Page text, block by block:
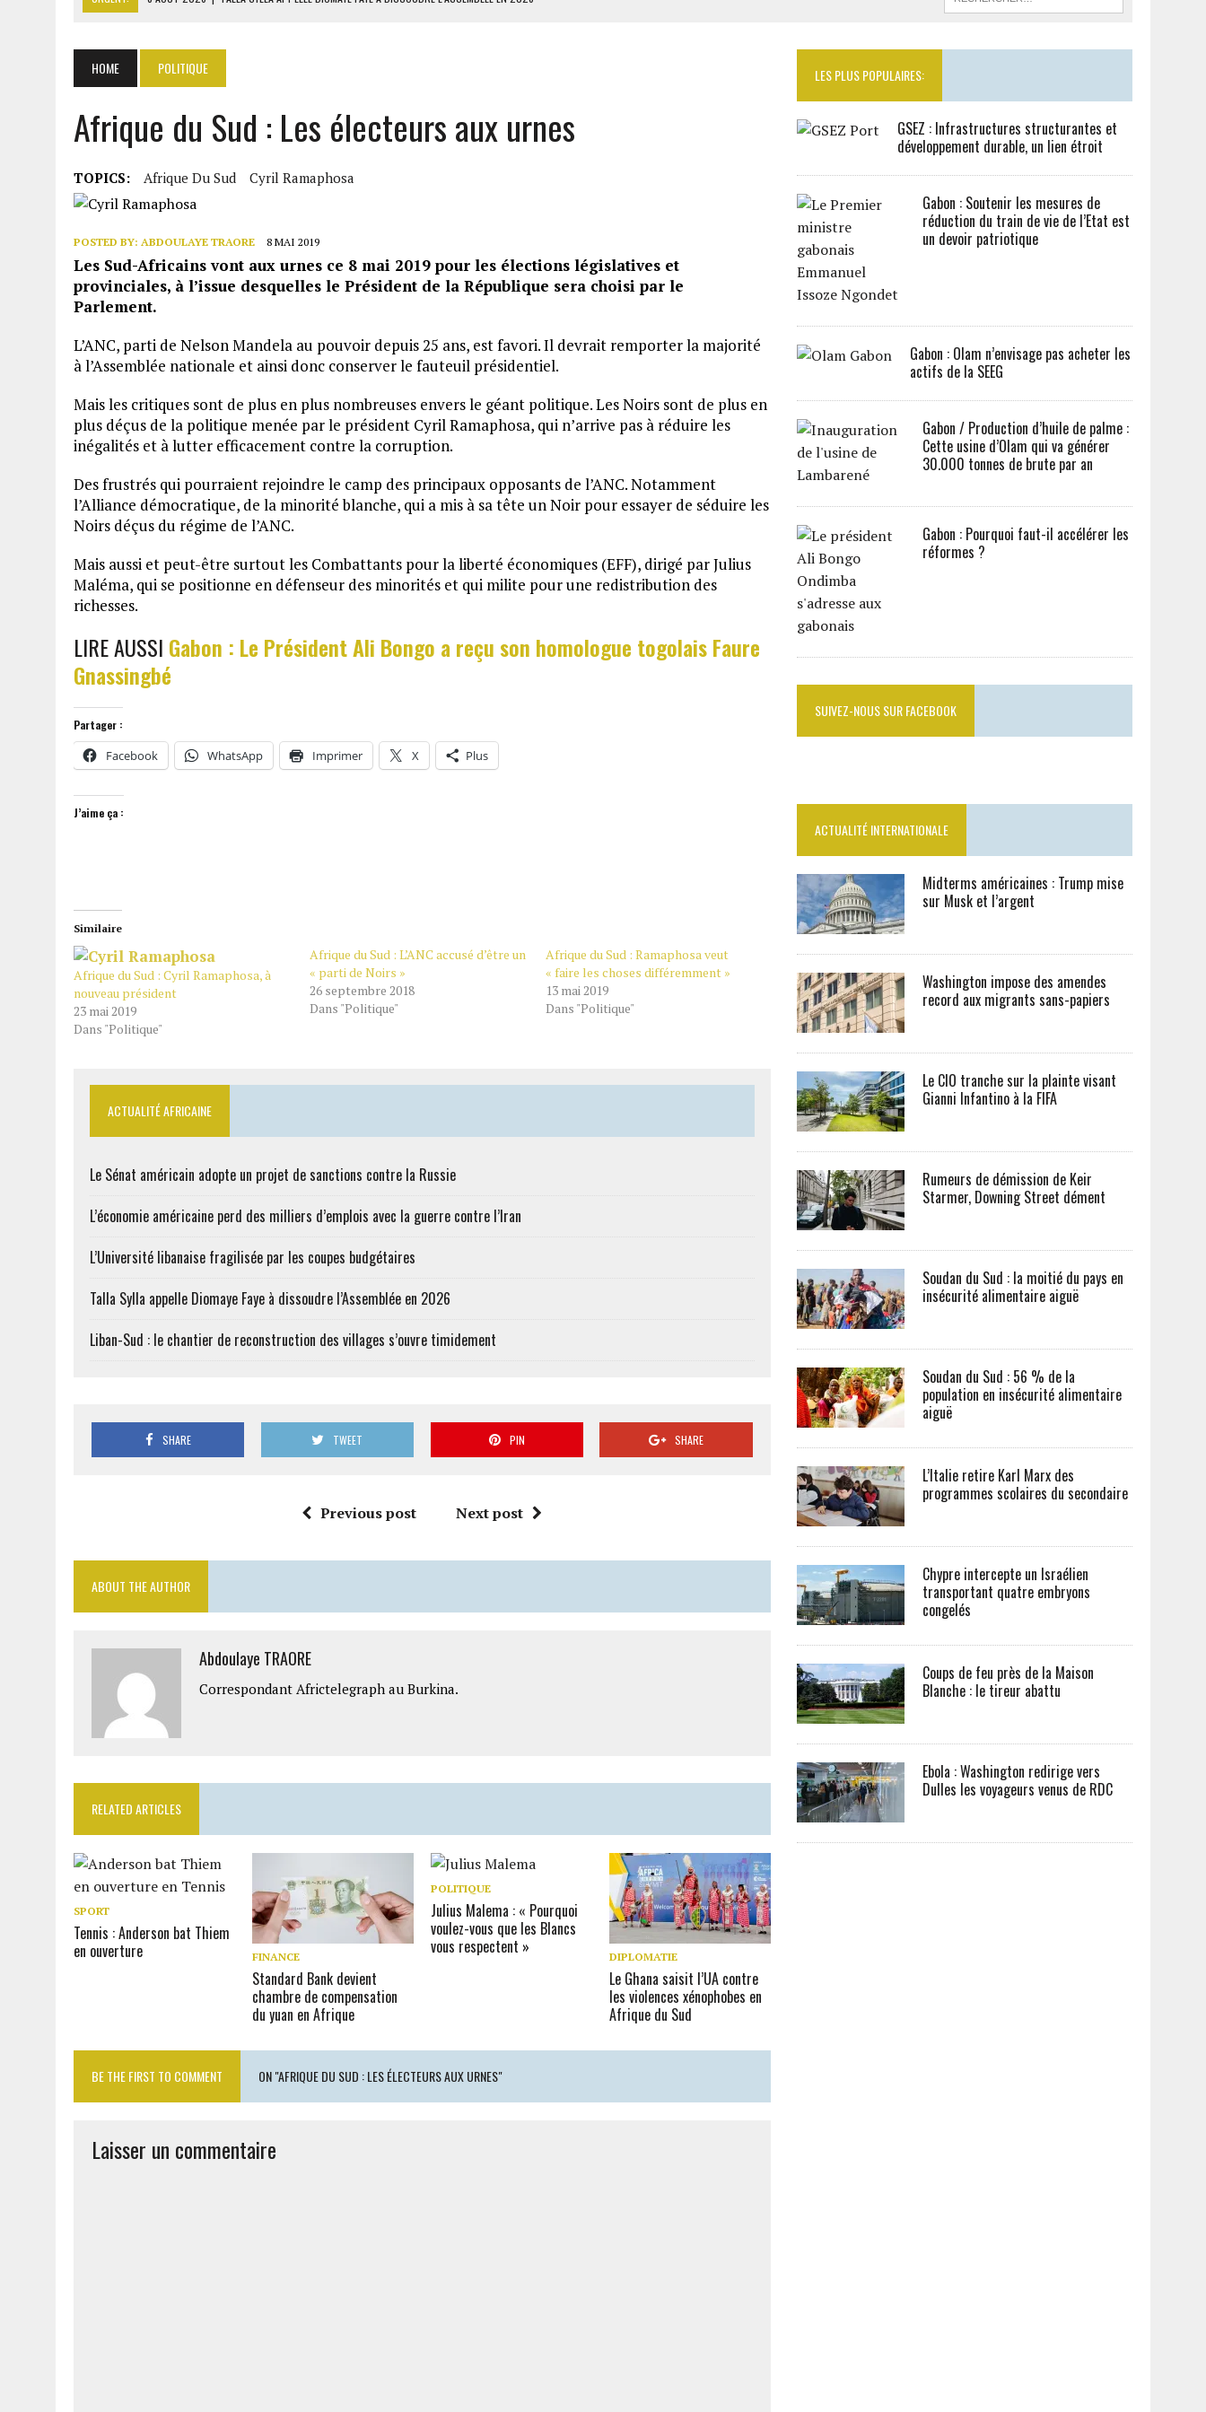
8 AOÛT 2026 | L’ÉCONOMIE AMÉRICAINE PERD DES MILLIERS D’EMPLOIS AVEC LA GUERRE CONTRE L’IRAN
8 AOÛT 2026
L’UNIVERSITÉ LIBANAISE FRAGILISÉE PAR LES COUPES BUDGÉTAIRES
HOME POLITIQUE
Afrique du Sud : Les électeurs aux urnes
TOPICS: Afrique Du Sud Cyril Ramaphosa
POSTED BY: ABDOULAYE TRAORE 8 MAI 2019
Les Sud-Africains vont aux urnes ce 8 mai 2019 pour les élections législatives et
provinciales, à l’issue desquelles le Président de la République sera choisi par le
Parlement.
L’ANC, parti de Nelson Mandela au pouvoir depuis 25 ans, est favori. Il devrait remporter la majorité
à l’Assemblée nationale et ainsi donc conserver le fauteuil présidentiel.
Mais les critiques sont de plus en plus nombreuses envers le géant politique. Les Noirs sont de plus en
plus déçus de la politique menée par le président Cyril Ramaphosa, qui n’arrive pas à réduire les
inégalités et à lutter efficacement contre la corruption.
Des frustrés qui pourraient rejoindre le camp des principaux opposants de l’ANC. Notamment
l’Alliance démocratique, de la minorité blanche, qui a mis à sa tête un Noir pour essayer de séduire les
Noirs déçus du régime de l’ANC.
Mais aussi et peut-être surtout les Combattants pour la liberté économiques (EFF), dirigé par Julius
Maléma, qui se positionne en défenseur des minorités et qui milite pour une redistribution des
richesses.
LIRE AUSSI Gabon : Le Président Ali Bongo a reçu son homologue togolais Faure
Gnassingbé
Partager :
Facebook WhatsApp Imprimer X Plus
J’aime ça :
Similaire
Afrique du Sud : Cyril Ramaphosa, à
nouveau président
23 mai 2019
Dans "Politique"
Afrique du Sud : L’ANC accusé d’être un
« parti de Noirs »
26 septembre 2018
Dans "Politique"
Afrique du Sud : Ramaphosa veut
« faire les choses différemment »
13 mai 2019
Dans "Politique"
ACTUALITÉ AFRICAINE
Le Sénat américain adopte un projet de sanctions contre la Russie
L’économie américaine perd des milliers d’emplois avec la guerre contre l’Iran
L’Université libanaise fragilisée par les coupes budgétaires
Talla Sylla appelle Diomaye Faye à dissoudre l’Assemblée en 2026
Liban-Sud : le chantier de reconstruction des villages s’ouvre timidement
SHARE TWEET PIN SHARE
Previous post Next post
ABOUT THE AUTHOR
Abdoulaye TRAORE
Correspondant Africtelegraph au Burkina.
RELATED ARTICLES
SPORT
Tennis : Anderson bat Thiem
en ouverture
FINANCE
Standard Bank devient
chambre de compensation
du yuan en Afrique
POLITIQUE
Julius Malema : « Pourquoi
voulez-vous que les Blancs
vous respectent »
DIPLOMATIE
Le Ghana saisit l’UA contre
les violences xénophobes en
Afrique du Sud
BE THE FIRST TO COMMENT ON "AFRIQUE DU SUD : LES ÉLECTEURS AUX URNES"
Laisser un commentaire
LES PLUS POPULAIRES:
GSEZ : Infrastructures structurantes et
développement durable, un lien étroit
Gabon : Soutenir les mesures de
réduction du train de vie de l’Etat est
un devoir patriotique
Gabon : Olam n’envisage pas acheter les
actifs de la SEEG
Gabon / Production d’huile de palme :
Cette usine d’Olam qui va générer
30.000 tonnes de brute par an
Gabon : Pourquoi faut-il accélérer les
réformes ?
SUIVEZ-NOUS SUR FACEBOOK
ACTUALITÉ INTERNATIONALE
Midterms américaines : Trump mise
sur Musk et l’argent
Washington impose des amendes
record aux migrants sans-papiers
Le CIO tranche sur la plainte visant
Gianni Infantino à la FIFA
Rumeurs de démission de Keir
Starmer, Downing Street dément
Soudan du Sud : la moitié du pays en
insécurité alimentaire aiguë
Soudan du Sud : 56 % de la
population en insécurité alimentaire
aiguë
L’Italie retire Karl Marx des
programmes scolaires du secondaire
Chypre intercepte un Israélien
transportant quatre embryons
congelés
Coups de feu près de la Maison
Blanche : le tireur abattu
Ebola : Washington redirige vers
Dulles les voyageurs venus de RDC